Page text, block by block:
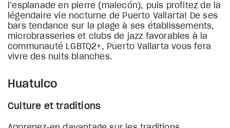
l’esplanade en pierre (malecón), puis profitez de la
légendaire vie nocturne de Puerto Vallarta! De ses
bars tendance sur la plage à ses établissements,
microbrasseries et clubs de jazz favorables à la
communauté LGBTQ2+, Puerto Vallarta vous fera
vivre des nuits blanches.
Huatulco
Culture et traditions